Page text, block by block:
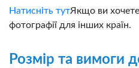
Натисніть тутЯкщо ви хочете
фотографії для інших країн.
Розмір та вимоги